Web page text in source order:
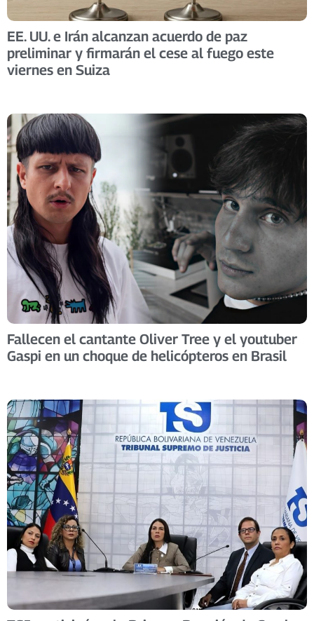
EE. UU. e Irán alcanzan acuerdo de paz
preliminar y firmarán el cese al fuego este
viernes en Suiza
Fallecen el cantante Oliver Tree y el youtuber
Gaspi en un choque de helicópteros en Brasil